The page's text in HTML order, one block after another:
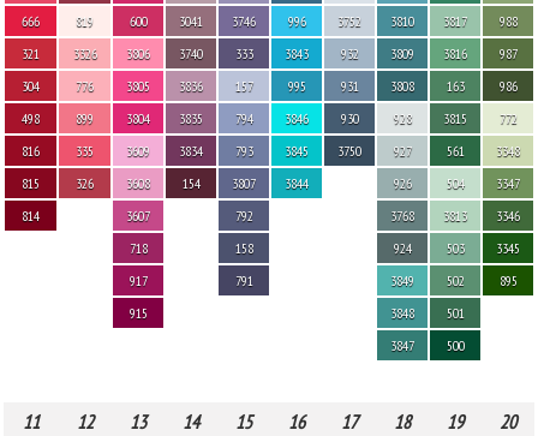
666
321
304
498
816
815
814
819
3326
776
899
335
326
600
3806
3805
3804
3609
3608
3607
718
917
915
3041
3740
3836
3835
3834
154
3746
333
157
794
793
3807
792
158
791
996
3843
995
3846
3845
3844
3752
932
931
930
3750
3810
3809
3808
928
927
926
3768
924
3849
3848
3847
3817
3816
163
3815
561
504
3813
503
502
501
500
988
987
986
772
3348
3347
3346
3345
895
11 12 13 14 15 16 17 18 19 20